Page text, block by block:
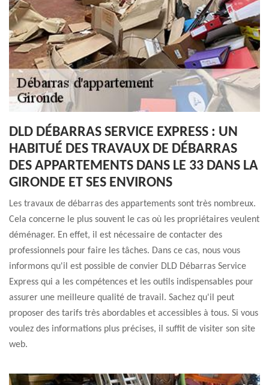
DLD DÉBARRAS SERVICE EXPRESS : UN
HABITUÉ DES TRAVAUX DE DÉBARRAS
DES APPARTEMENTS DANS LE 33 DANS LA
GIRONDE ET SES ENVIRONS
Les travaux de débarras des appartements sont très nombreux.
Cela concerne le plus souvent le cas où les propriétaires veulent
déménager. En effet, il est nécessaire de contacter des
professionnels pour faire les tâches. Dans ce cas, nous vous
informons qu'il est possible de convier DLD Débarras Service
Express qui a les compétences et les outils indispensables pour
assurer une meilleure qualité de travail. Sachez qu'il peut
proposer des tarifs très abordables et accessibles à tous. Si vous
voulez des informations plus précises, il suffit de visiter son site
web.